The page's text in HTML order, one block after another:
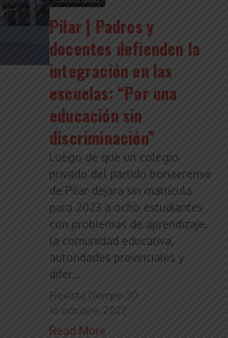
Pilar | Padres y
docentes defienden la
integración en las
escuelas: “Por una
educación sin
discriminación”
Luego de que un colegio
privado del partido bonaerense
de Pilar dejara sin matrícula
para 2023 a ocho estudiantes
con problemas de aprendizaje,
la comunidad educativa,
autoridades provinciales y
difer...
Revista Tiempo 30
16 octubre, 2022
Read More